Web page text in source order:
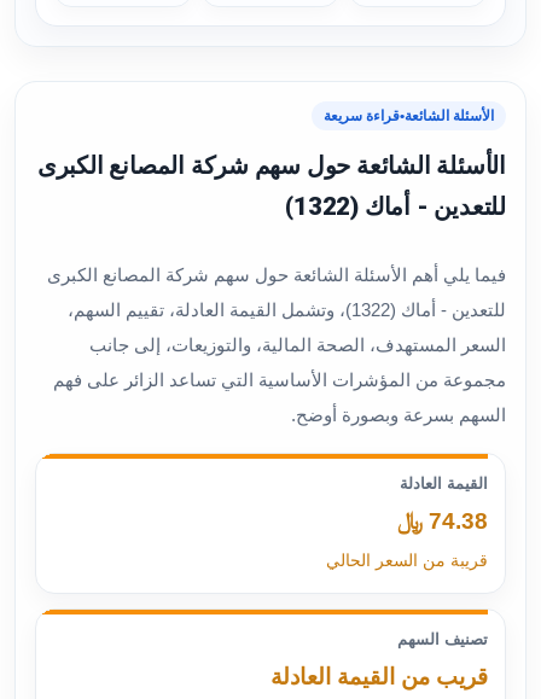
الأسئلة الشائعة•قراءة سريعة
الأسئلة الشائعة حول سهم شركة المصانع الكبرى
للتعدين - أماك (1322)
فيما يلي أهم الأسئلة الشائعة حول سهم شركة المصانع الكبرى
للتعدين - أماك (1322)، وتشمل القيمة العادلة، تقييم السهم،
السعر المستهدف، الصحة المالية، والتوزيعات، إلى جانب
مجموعة من المؤشرات الأساسية التي تساعد الزائر على فهم
السهم بسرعة وبصورة أوضح.
القيمة العادلة
74.38 ﷼
قريبة من السعر الحالي
تصنيف السهم
قريب من القيمة العادلة